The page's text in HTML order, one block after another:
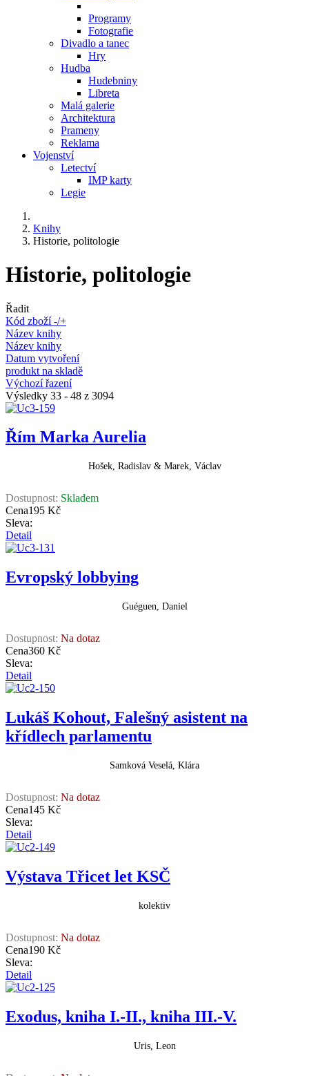
Programy
Fotografie
Divadlo a tanec
Hry
Hudba
Hudebniny
Libreta
Malá galerie
Architektura
Prameny
Reklama
Vojenství
Letectví
IMP karty
Legie
Knihy
Historie, politologie
Historie, politologie
Řadit
Kód zboží -/+
Název knihy
Název knihy
Datum vytvoření
produkt na skladě
Výchozí řazení
Výsledky 33 - 48 z 3094
Řím Marka Aurelia
Hošek, Radislav & Marek, Václav
Dostupnost: Skladem
Cena195 Kč
Sleva:
Detail
Evropský lobbying
Guéguen, Daniel
Dostupnost: Na dotaz
Cena360 Kč
Sleva:
Detail
Lukáš Kohout, Falešný asistent na
křídlech parlamentu
Samková Veselá, Klára
Dostupnost: Na dotaz
Cena145 Kč
Sleva:
Detail
Výstava Třicet let KSČ
kolektiv
Dostupnost: Na dotaz
Cena190 Kč
Sleva:
Detail
Exodus, kniha I.-II., kniha III.-V.
Uris, Leon